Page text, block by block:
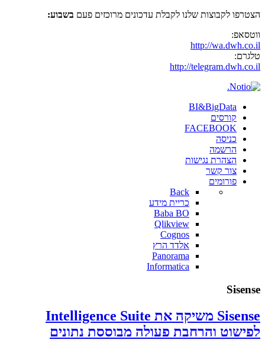
הצטרפו לקבוצות שלנו לקבלת עדכונים מרוכזים פעם בשבוע:
ווטסאפ:
http://wa.dwh.co.il
טלגרם:
http://telegram.dwh.co.il
BI&BigData
קורסים
FACEBOOK
כניסה
הרשמה
הצהרת נגישות
צור קשר
פורומים
Back
כריית מידע
Baba BO
Qlikview
Cognos
אלדד הרץ
Panorama
Informatica
Sisense
Sisense משיקה את Intelligence Suite
לפישוט והרחבת פעולה מבוססת נתונים